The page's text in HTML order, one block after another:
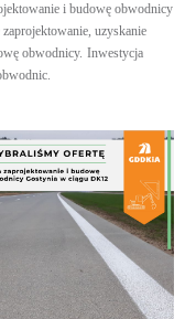
i budowę obwodnicy
uzyskanie
obwodnicy. Inwestycja